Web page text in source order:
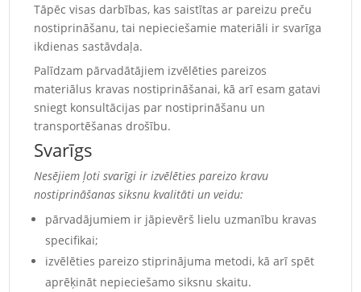
Tāpēc visas darbības, kas saistītas ar pareizu preču
nostiprināšanu, tai nepieciešamie materiāli ir svarīga
ikdienas sastāvdaļa.
Palīdzam pārvadātājiem izvēlēties pareizos
materiālus kravas nostiprināšanai, kā arī esam gatavi
sniegt konsultācijas par nostiprināšanu un
transportēšanas drošību.
Svarīgs
Nesējiem ļoti svarīgi ir izvēlēties pareizo kravu
nostiprināšanas siksnu kvalitāti un veidu:
pārvadājumiem ir jāpievērš lielu uzmanību kravas
specifikai;
izvēlēties pareizo stiprinājuma metodi, kā arī spēt
aprēķināt nepieciešamo siksnu skaitu.